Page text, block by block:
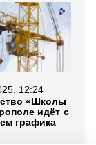
12:24
«Школы
идёт с
графика